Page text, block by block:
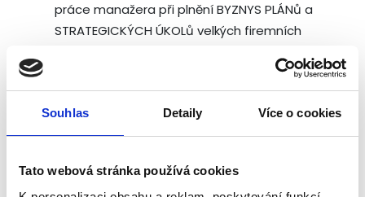
Souhlas Detaily Více o cookies
Tato webová stránka používá cookies
práce manažera při plnění BYZNYS PLÁNů a
STRATEGICKÝCH ÚKOLů velkých firemních
výsledků veřejně prospěšných aktivit.
Do roku 2003 firma Zdeněk Černovský - PROCE
vypomáhala zejména veřejnoprospěšným
organizacím působícím mimo Říčany. Jednalo
enviromentální oblasti a organizace činné v